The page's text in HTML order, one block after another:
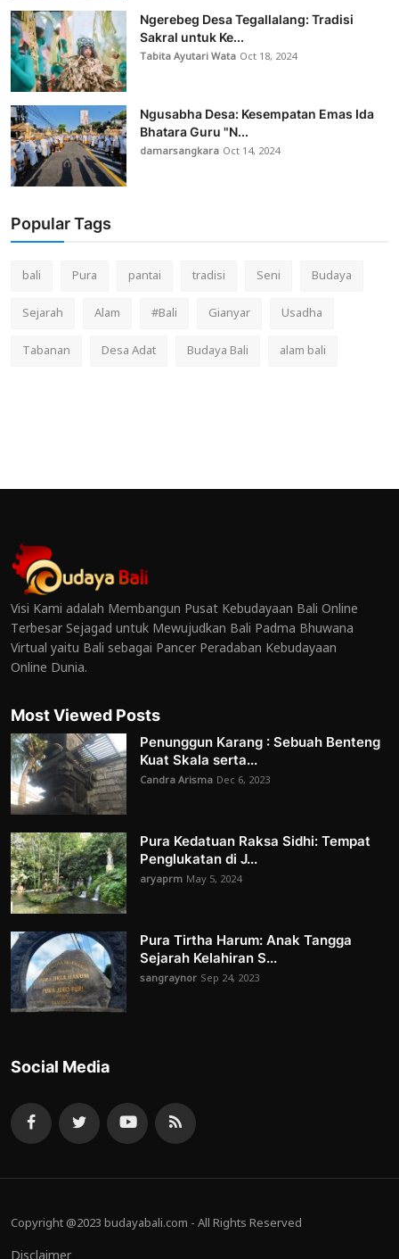
Ngerebeg Desa Tegallalang: Tradisi
Sakral untuk Ke...
Tabita Ayutari Wata Oct 18, 2024
Ngusabha Desa: Kesempatan Emas Ida
Bhatara Guru "N...
damarsangkara Oct 14, 2024
Popular Tags
bali Pura pantai tradisi Seni
Budaya
Sejarah
Alam #Bali Gianyar
Usadha
Tabanan
Desa Adat Budaya Bali alam bali
Visi Kami adalah Membangun Pusat Kebudayaan Bali Online
Terbesar Sejagad untuk Mewujudkan Bali Padma Bhuwana
Virtual yaitu Bali sebagai Pancer Peradaban Kebudayaan
Online Dunia.
Most Viewed Posts
Penunggun Karang : Sebuah Benteng
Kuat Skala serta...
Candra Arisma Dec 6, 2023
Pura Kedatuan Raksa Sidhi: Tempat
Penglukatan di J...
aryaprm May 5, 2024
Pura Tirtha Harum: Anak Tangga
Sejarah Kelahiran S...
sangraynor Sep 24, 2023
Social Media
Copyright @2023 budayabali.com - All Rights Reserved